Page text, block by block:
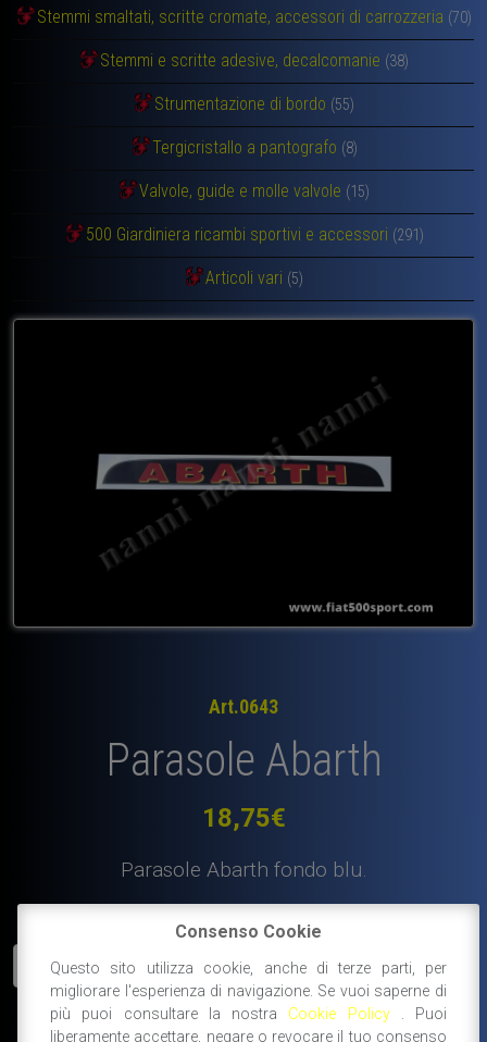
Stemmi smaltati, scritte cromate, accessori di carrozzeria (70)
Stemmi e scritte adesive, decalcomanie (38)
Strumentazione di bordo (55)
Tergicristallo a pantografo (8)
Valvole, guide e molle valvole (15)
500 Giardiniera ricambi sportivi e accessori (291)
Articoli vari (5)
Art.0643
Parasole Abarth
18,75€
Parasole Abarth fondo blu.
Abarth
quantità
AGGIUNGI AL CARRELLO
Consenso Cookie
Questo sito utilizza cookie, anche di terze parti, per
migliorare l'esperienza di navigazione. Se vuoi saperne di
più puoi consultare la nostra Cookie Policy
. Puoi
liberamente accettare, negare o revocare il tuo consenso